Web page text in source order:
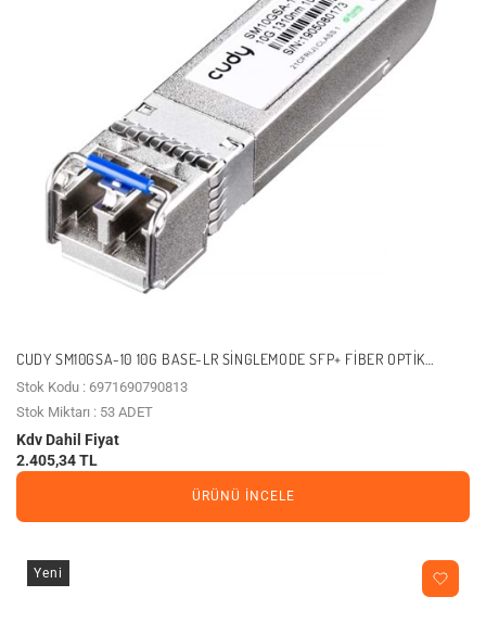
CUDY SM10GSA-10 10G BASE-LR SINGLEMODE SFP+ FIBER OPTIK
MODÜL (TRANSCEIVER)
Stok Kodu : 6971690790813
Stok Miktarı : 53 ADET
Kdv Dahil Fiyat
2.405,34 TL
ÜRÜNÜ İNCELE
Yeni